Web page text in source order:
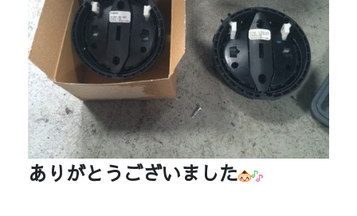
ありがとうございました